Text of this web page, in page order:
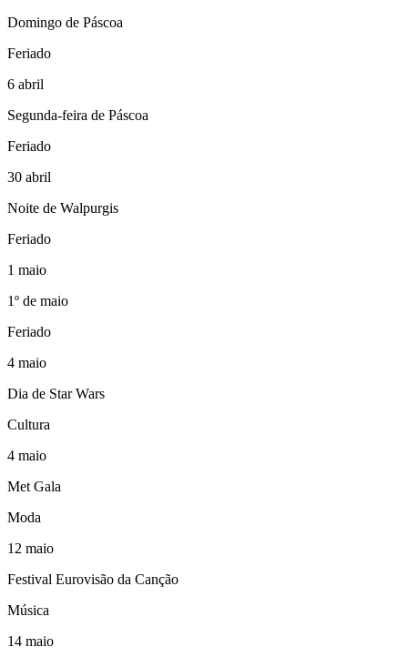
Domingo de Páscoa
Feriado
6 abril
Segunda-feira de Páscoa
Feriado
30 abril
Noite de Walpurgis
Feriado
1 maio
1º de maio
Feriado
4 maio
Dia de Star Wars
Cultura
4 maio
Met Gala
Moda
12 maio
Festival Eurovisão da Canção
Música
14 maio